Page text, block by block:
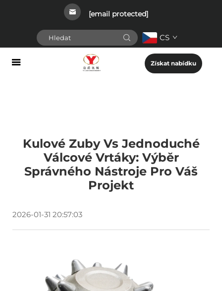
[email protected]
CS
Získat nabídku
Kulové Zuby Vs Jednoduché
Válcové Vrtáky: Výběr
Správného Nástroje Pro Váš
Projekt
2026-01-31 20:57:03